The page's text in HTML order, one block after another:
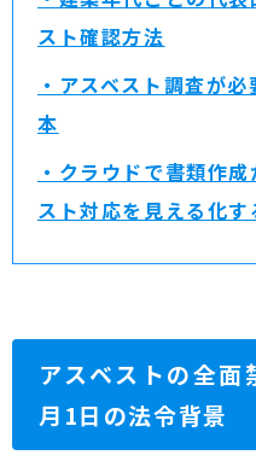
スト確認方法
・アスベスト調査が
本
・クラウドで書類作
スト対応を見える化
アスベストの全
月1日の法令背景